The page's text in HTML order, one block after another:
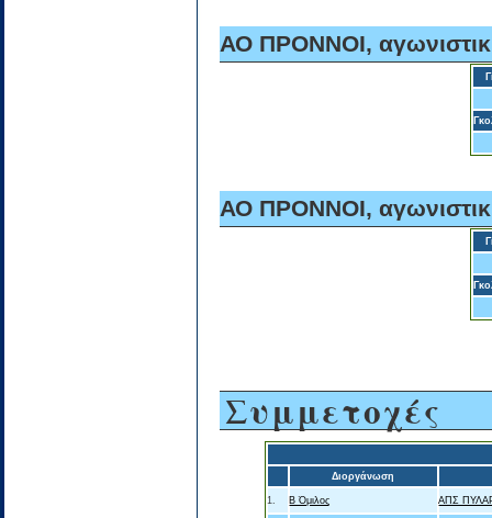
ΑΟ ΠΡΟΝΝΟΙ,
ΑΟ ΠΡΟΝΝΟΙ,
Συμμετοχές
Διοργάνωση
1. Β Όμιλος ΑΠΣ